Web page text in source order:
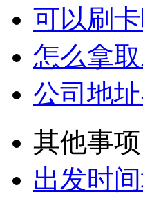
可以刷卡
怎么拿
公司地
其他事项
出发时